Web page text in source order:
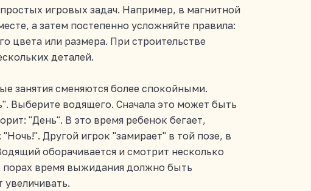
игровых задач. Например, в магнитной
а затем постепенно усложняйте правила:
цвета или размера. При строительстве
деталей.
занятия сменяются более спокойными.
Выберите водящего. Сначала это может быть
"День". В это время ребенок бегает,
Другой игрок "замирает" в той позе, в
оборачивается и смотрит несколько
порах время выжидания должно быть